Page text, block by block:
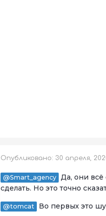
Опубликовано: 30 апреля,
@Smart_agency Да, они всё
сделать. Но это точно
@tomcat Во первых это